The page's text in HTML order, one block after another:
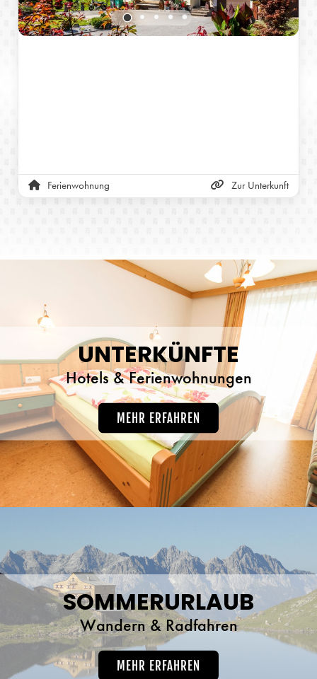
Ferienwohnung Zur Unterkunft
UNTERKÜNFTE
Hotels & Ferienwohnungen
MEHR ERFAHREN
SOMMERURLAUB
Wandern & Radfahren
MEHR ERFAHREN